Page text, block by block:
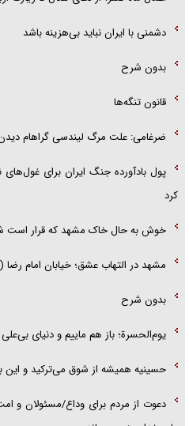
دشمنی با ایران نباید بی‌هزینه باشد
بدون شرح
قانون تنگه‌ها
ضرغامی: علت مرگ لیندسی گراهام
پول بادآورده جنگ ایران برای
کرد
خوش به حال خاک مشهد که قرار است
مشهد در التهاب عشق؛ خیابان امام
بدون شرح
یوم‌الحسرة؛ باز هم ماییم و دنیای بی‌علی
حسینیه همیشه از شوق می‌ترکید و این
دعوت از مردم برای وداع/مسئولان و